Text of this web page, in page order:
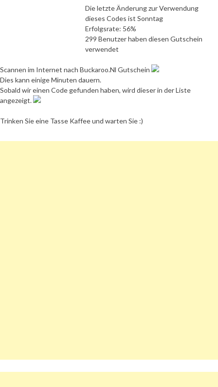
Die letzte Änderung zur Verwendung
dieses Codes ist Sonntag
Erfolgsrate: 56%
299 Benutzer haben diesen Gutschein
verwendet
Scannen im Internet nach Buckaroo.Nl Gutschein
Dies kann einige Minuten dauern.
Sobald wir einen Code gefunden haben, wird dieser in der Liste
angezeigt.
Trinken Sie eine Tasse Kaffee und warten Sie :)